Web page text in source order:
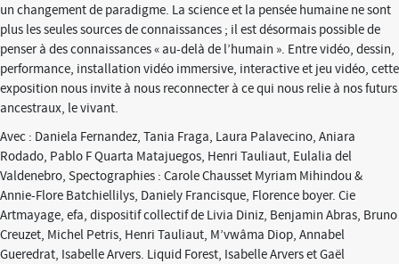
un changement de paradigme. La science et la pensée humaine ne sont
plus les seules sources de connaissances ; il est désormais possible de
penser à des connaissances « au-delà de l’humain ». Entre vidéo, dessin,
performance, installation vidéo immersive, interactive et jeu vidéo, cette
exposition nous invite à nous reconnecter à ce qui nous relie à nos futurs
ancestraux, le vivant.
Avec : Daniela Fernandez, Tania Fraga, Laura Palavecino, Aniara
Rodado, Pablo F Quarta Matajuegos, Henri Tauliaut, Eulalia del
Valdenebro, Spectographies : Carole Chausset Myriam Mihindou &
Annie-Flore Batchiellilys, Daniely Francisque, Florence boyer. Cie
Artmayage, efa, dispositif collectif de Livia Diniz, Benjamin Abras, Bruno
Creuzet, Michel Petris, Henri Tauliaut, M’vwâma Diop, Annabel
Gueredrat, Isabelle Arvers. Liquid Forest, Isabelle Arvers et Gaël